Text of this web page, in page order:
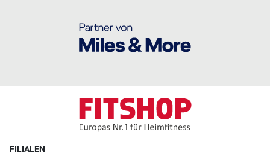
FILIALEN